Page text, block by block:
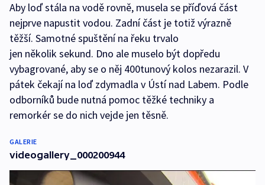
Aby loď stála na vodě rovně, musela se příďová část
nejprve napustit vodou. Zadní část je totiž výrazně
těžší. Samotné spuštění na řeku trvalo
jen několik sekund. Dno ale muselo být dopředu
vybagrované, aby se o něj 400tunový kolos nezarazil. V
pátek čekají na loď zdymadla v Ústí nad Labem. Podle
odborníků bude nutná pomoc těžké techniky a
remorkér se do nich vejde jen těsně.
GALERIE
videogallery_000200944